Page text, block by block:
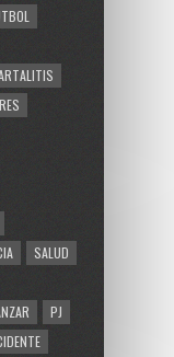
SALUD
PJ